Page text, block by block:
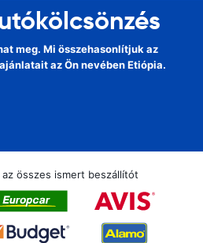
meg. Mi összehasonlítjuk az
az Ön nevében Etiópia.
összes ismert beszállítót